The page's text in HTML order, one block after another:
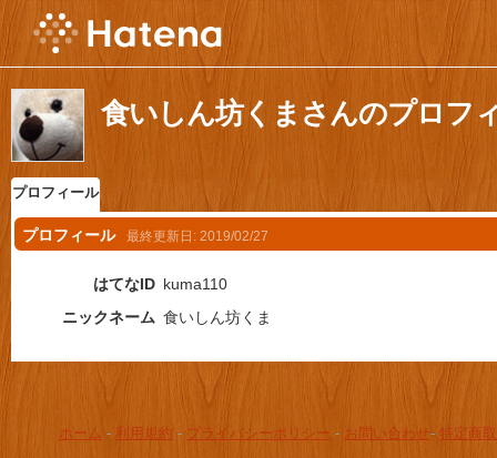
食いしん坊くまさんのプロフ
プロフィール
プロフィール 最終更新日: 2019/02/27
はてなID kuma110
ニックネーム 食いしん坊くま
ホーム - 利用規約 - プライバシーポリシー - お問い合わせ- 特定商